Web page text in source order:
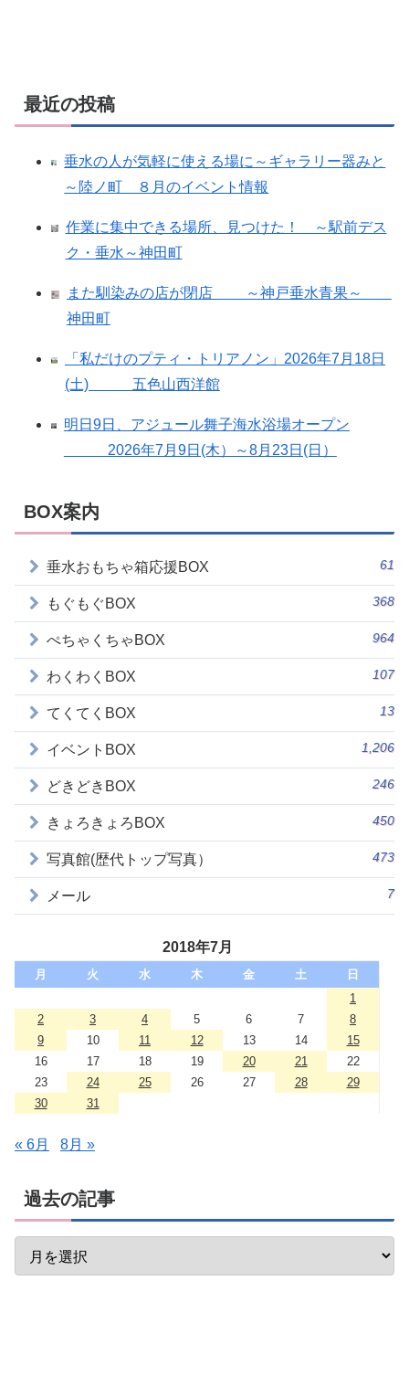
最近の投稿
垂水の人が気軽に使える場に～ギャラリー器みと
～陸ノ町 ８月のイベント情報
作業に集中できる場所、見つけた！ ～駅前デス
ク・垂水～神田町
また馴染みの店が閉店 ～神戸垂水青果～
神田町
「私だけのプティ・トリアノン」2026年7月18日
(土) 五色山西洋館
明日9日、アジュール舞子海水浴場オープン
2026年7月9日(木）～8月23日(日）
BOX案内
垂水おもちゃ箱応援BOX 61
もぐもぐBOX 368
ぺちゃくちゃBOX 964
わくわくBOX 107
てくてくBOX 13
イベントBOX 1,206
どきどきBOX 246
きょろきょろBOX 450
写真館(歴代トップ写真） 473
メール 7
2018年7月
月 火 水 木 金 土
日
1
2
3 4 5 6 7
8
9
10 11 12 13 14
15
16
17 18 19 20 21
22
23
24 25 26 27 28
29
30
31
« 6月 8月 »
過去の記事